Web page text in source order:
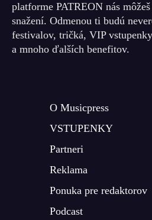
platforme PATREON nás
snažení. Odmenou ti budú
festivalov, tričká, VIP
a mnoho ďalších benefitov.
O Musicpress
VSTUPENKY
Partneri
Reklama
Ponuka pre redaktorov
Podcast